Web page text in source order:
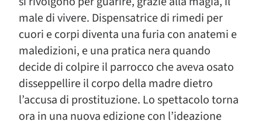
male di vivere. Dispensatrice di rimedi per
cuori e corpi diventa una furia con anatemi e
maledizioni, e una pratica nera quando
decide di colpire il parrocco che aveva osato
disseppellire il corpo della madre dietro
l’accusa di prostituzione. Lo spettacolo torna
ora in una nuova edizione con l’ideazione